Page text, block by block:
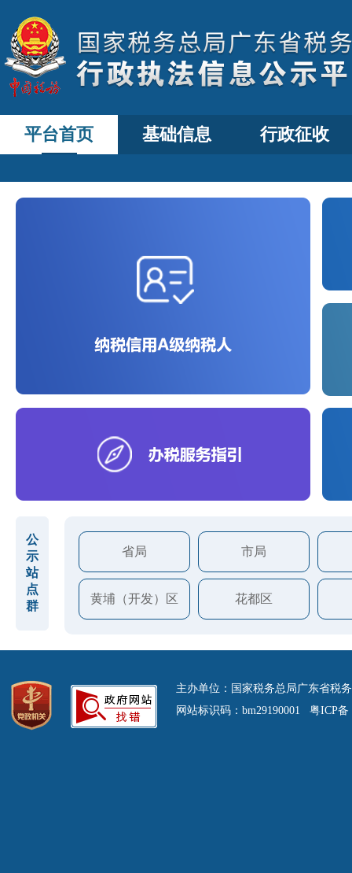
平台首页 基础信息 行政征收
公
示
站
点
群
省局 市局
黄埔（开发）区 花都区
主办单位：国家税务总局广东省税
网站标识码：bm29190001 粤ICP